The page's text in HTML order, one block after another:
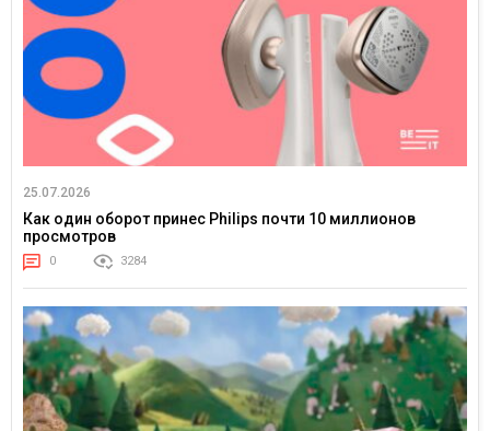
25.07.2026
Как один оборот принес Philips почти 10 миллионов
просмотров
0 3284